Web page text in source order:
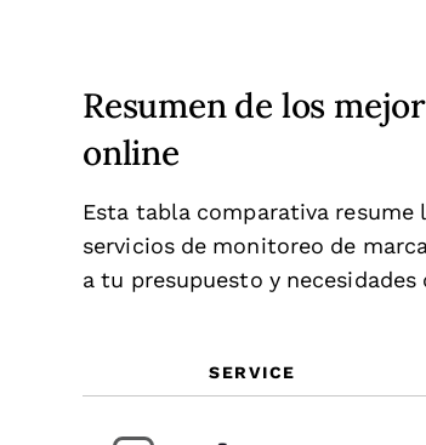
Resumen de los
online
Esta tabla comparativa
servicios de monitoreo de
a tu presupuesto y necesidades
SERVICE